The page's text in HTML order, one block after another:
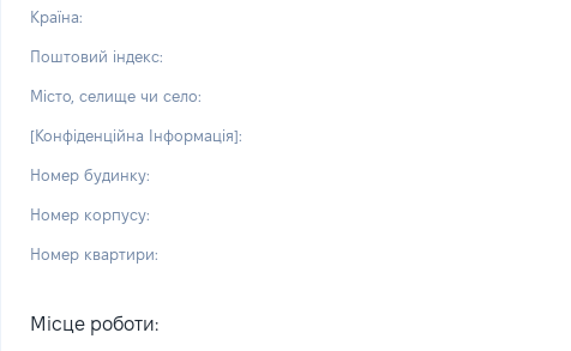
Країна:
Поштовий індекс:
Місто, селище чи село:
[Конфіденційна Інформація]:
Номер будинку:
Номер корпусу:
Номер квартири:
Місце роботи: